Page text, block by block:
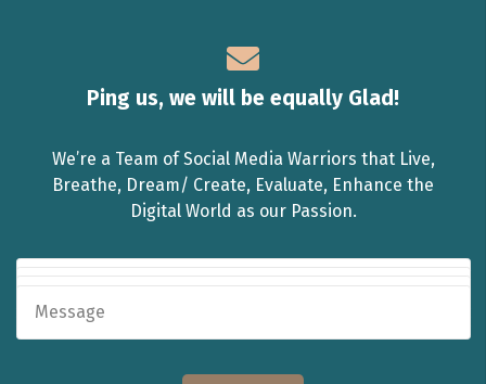
Ping us, we will be equally Glad!
We’re a Team of Social Media Warriors that Live,
Breathe, Dream/ Create, Evaluate, Enhance the
Digital World as our Passion.